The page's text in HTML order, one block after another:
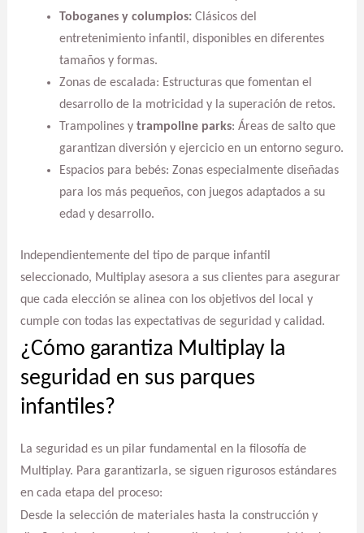
Toboganes y columpios:Clásicos del
entretenimiento infantil, disponibles en diferentes
tamaños y formas.
Zonas de escalada: Estructuras que fomentan el
desarrollo de la motricidad y la superación de retos.
Trampolines y trampoline parks: Áreas de salto que
garantizan diversión y ejercicio en un entorno seguro.
Espacios para bebés: Zonas especialmente diseñadas
para los más pequeños, con juegos adaptados a su
edad y desarrollo.
Independientemente del tipo de parque infantil
seleccionado, Multiplay asesora a sus clientes para asegurar
que cada elección se alinea con los objetivos del local y
cumple con todas las expectativas de seguridad y calidad.
¿Cómo garantiza Multiplay la
seguridad en sus parques
infantiles?
La seguridad es un pilar fundamental en la filosofía de
Multiplay. Para garantizarla, se siguen rigurosos estándares
en cada etapa del proceso:
Desde la selección de materiales hasta la construcción y